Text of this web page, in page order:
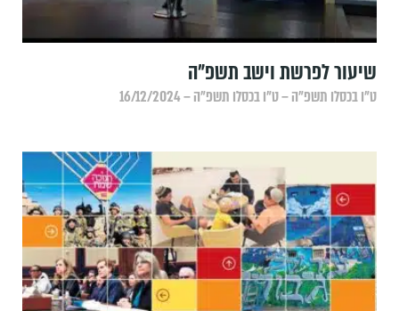
שיעור לפרשת וישב תשפ"ה
ט״ו בכסלו תשפ״ה – ט״ו בכסלו תשפ״ה – 16/12/2024